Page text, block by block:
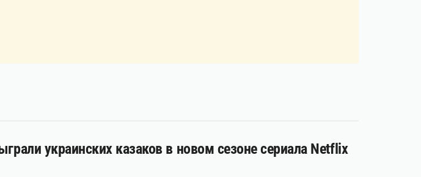
украинских казаков в новом сезоне сериала Netflix